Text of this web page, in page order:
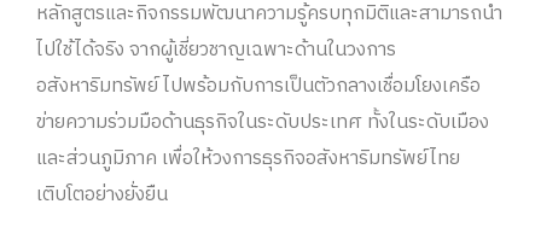
หลักสูตรและกิจกรรมพัฒนาความรู้ครบทุกมิติและสามารถนำ
ไปใช้ได้จริง จากผู้เชี่ยวชาญเฉพาะด้านในวงการ
อสังหาริมทรัพย์ ไปพร้อมกับการเป็นตัวกลางเชื่อมโยงเครือ
ข่ายความร่วมมือด้านธุรกิจในระดับประเทศ ทั้งในระดับเมือง
และส่วนภูมิภาค เพื่อให้วงการธุรกิจอสังหาริมทรัพย์ไทย
เติบโตอย่างยั่งยืน